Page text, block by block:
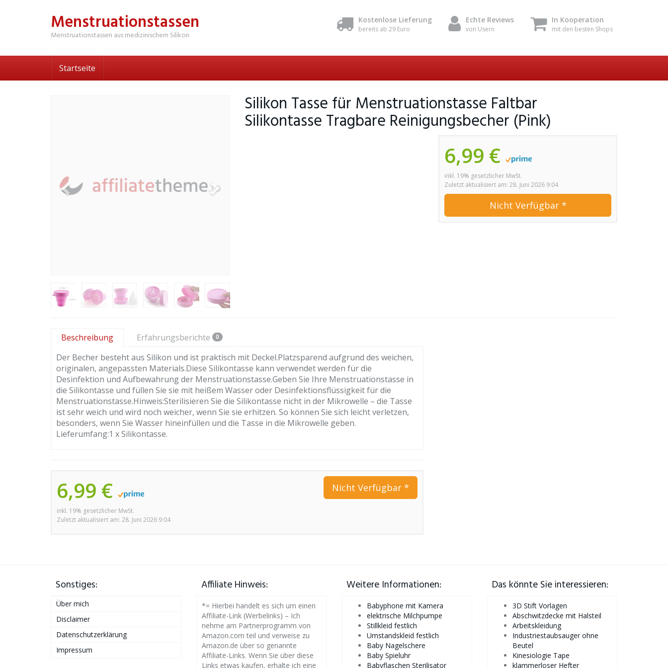
Menstruationstassen
Menstruationstassen aus medizinischem Silikon
Kostenlose Lieferung
bereits ab 29 Euro
Echte Reviews
von Usern
In Kooperation
mit den besten Shops
Startseite
Silikon Tasse für Menstruationstasse Faltbar
Silikontasse Tragbare Reinigungsbecher (Pink)
6,99 €
inkl. 19% gesetzlicher MwSt.
Zuletzt aktualisiert am: 28. Juni 2026 9:04
Nicht Verfügbar *
Beschreibung Erfahrungsberichte 0
Der Becher besteht aus Silikon und ist praktisch mit Deckel.Platzsparend aufgrund des weichen,
originalen, angepassten Materials.Diese Silikontasse kann verwendet werden für die
Desinfektion und Aufbewahrung der Menstruationstasse.Geben Sie Ihre Menstruationstasse in
die Silikontasse und füllen Sie sie mit heißem Wasser oder Desinfektionsflüssigkeit für die
Menstruationstasse.Hinweis:Sterilisieren Sie die Silikontasse nicht in der Mikrowelle – die Tasse
ist sehr weich und wird noch weicher, wenn Sie sie erhitzen. So können Sie sich leicht verletzen,
besonders, wenn Sie Wasser hineinfüllen und die Tasse in die Mikrowelle geben.
Lieferumfang:1 x Silikontasse.
6,99 €
inkl. 19% gesetzlicher MwSt.
Zuletzt aktualisiert am: 28. Juni 2026 9:04
Nicht Verfügbar *
Sonstiges:
Über mich
Disclaimer
Datenschutzerklärung
Impressum
Affiliate Hinweis:
*= Hierbei handelt es sich um einen
Affiliate-Link (Werbelinks) – Ich
nehme am Partnerprogramm von
Amazon.com teil und verweise zu
Amazon.de über so genannte
Affiliate-Links. Wenn Sie über diese
Links etwas kaufen, erhalte ich eine
Weitere Informationen:
Babyphone mit Kamera
elektrische Milchpumpe
Stillkleid festlich
Umstandskleid festlich
Baby Nagelschere
Baby Spieluhr
Babyflaschen Sterilisator
Das könnte Sie interessieren:
3D Stift Vorlagen
Abschwitzdecke mit Halsteil
Arbeitskleidung
Industriestaubsauger ohne
Beutel
Kinesiologie Tape
klammerloser Hefter